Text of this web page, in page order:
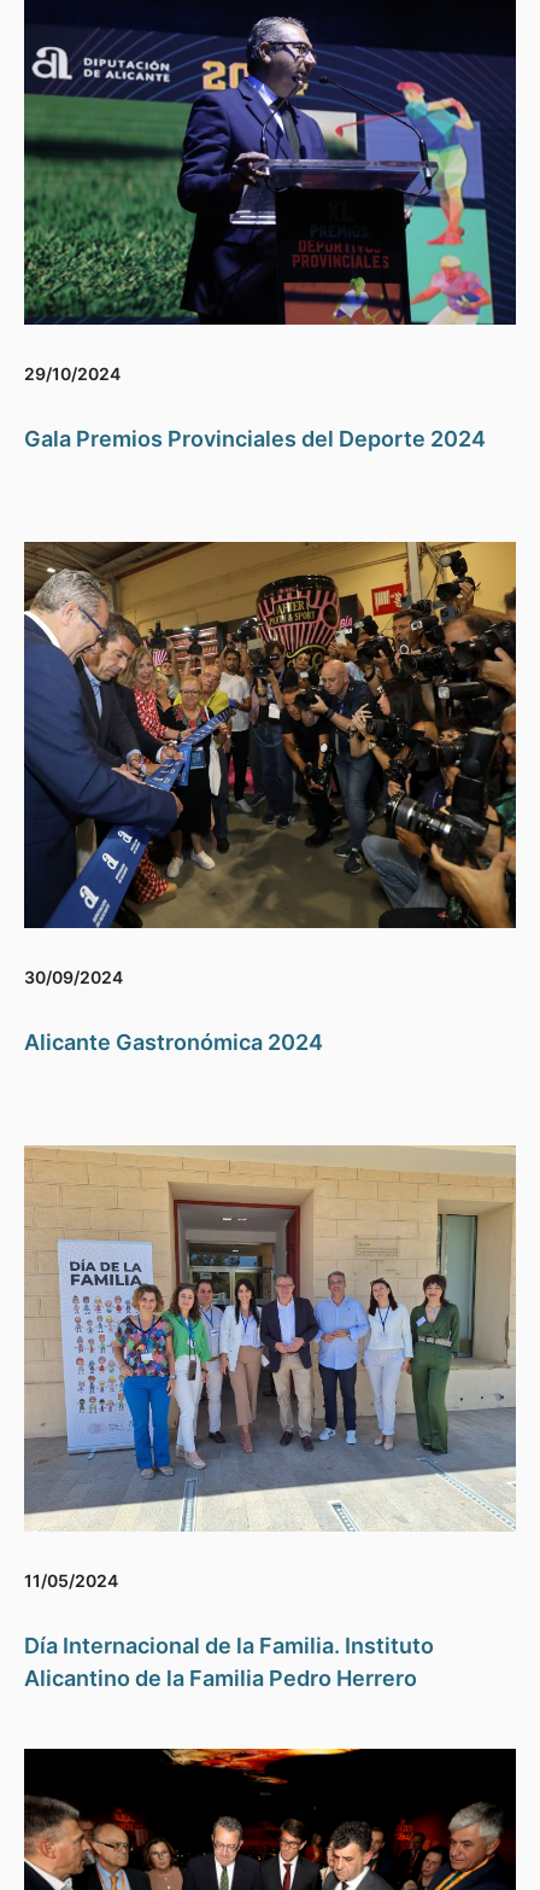
29/10/2024
Gala Premios Provinciales del Deporte 2024
30/09/2024
Alicante Gastronómica 2024
11/05/2024
Día Internacional de la Familia. Instituto
Alicantino de la Familia Pedro Herrero